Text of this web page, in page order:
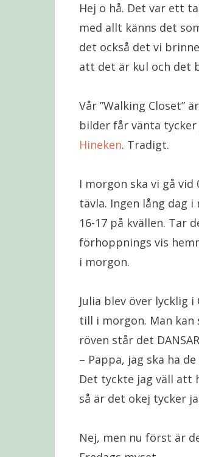
Hej o hå. Det var ett
med allt känns det
det också det vi
att det är kul och det
Vår ”Walking Closet”
bilder får vänta tycker
Hineken. Tradigt.
I morgon ska vi gå
tävla. Ingen lång dag
16-17 på kvällen. Tar
förhoppnings vis
i morgon.
Julia blev över lycklig
till i morgon. Man kan
röven står det
– Pappa, jag ska ha
Det tyckte jag väll att
så är det okej tycker
Nej, men nu först är